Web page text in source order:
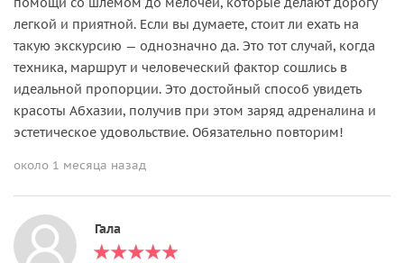
легкой и приятной. Если вы думаете, стоит ли ехать на
такую экскурсию — однозначно да. Это тот случай, когда
техника, маршрут и человеческий фактор сошлись в
идеальной пропорции. Это достойный способ увидеть
красоты Абхазии, получив при этом заряд адреналина и
эстетическое удовольствие. Обязательно повторим!
около 1 месяца назад
Гала